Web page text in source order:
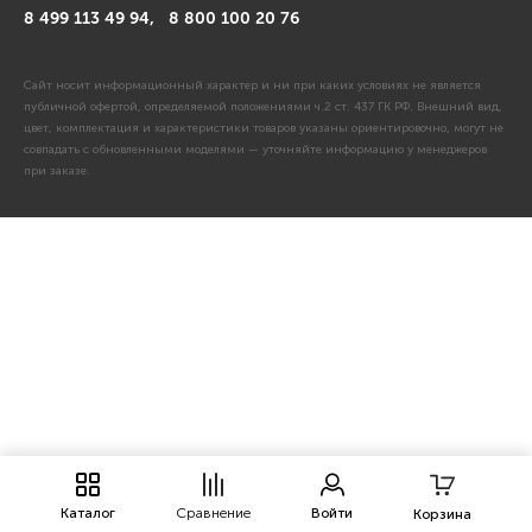
Каталог Сравнение Войти Корзина
8 499 113 49 94, 8 800 100 20 76
Сайт носит информационный характер и ни при каких условиях не является
публичной офертой, определяемой положениями ч.2 ст. 437 ГК РФ. Внешний вид,
цвет, комплектация и характеристики товаров указаны ориентировочно, могут не
совпадать с обновленными моделями — уточняйте информацию у менеджеров
при заказе.